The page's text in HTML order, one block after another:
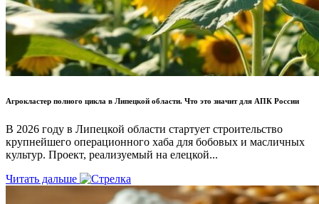
Агрокластер полного цикла в Липецкой области. Что это значит для АПК России
В 2026 году в Липецкой области стартует строительство
крупнейшего операционного хаба для бобовых и масличных
культур. Проект, реализуемый на елецкой...
Читать дальше